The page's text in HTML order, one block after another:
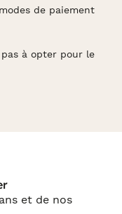
de paiement
pas à opter pour le
et de nos